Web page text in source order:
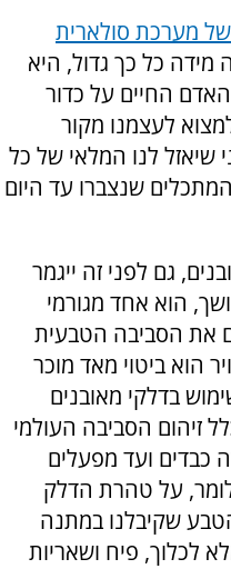
מערכת סולארית
מידה כל כך גדול, היא
האדם החיים על כדור
לעצמנו מקור
שיאזל לנו המלאי של כל
שנצברו עד היום
גם לפני זה ייגמר
הוא אחד מגורמי
את הסביבה הטבעית
הוא ביטוי מאד מוכר
בדלקי מאובנים
לפחות או יותר 70% מכלל זיהום הסביבה העולמי
כבדים ועד מפעלים
על טהרת הדלק
שקיבלנו במתנה
לכלוך, פיח ושאריות